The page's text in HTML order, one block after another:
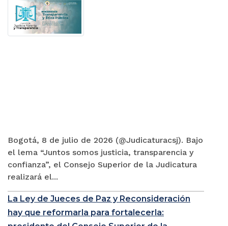
Bogotá, 8 de julio de 2026 (@Judicaturacsj). Bajo
el lema “Juntos somos justicia, transparencia y
confianza”, el Consejo Superior de la Judicatura
realizará el...
La Ley de Jueces de Paz y Reconsideración
hay que reformarla para fortalecerla: